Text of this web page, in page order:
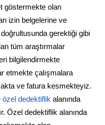
göstermekte olan
izin belgelerine ve
gerektiği gibi
tüm araştırmalar
bilgilendirmekte
etmekte çalışmalara
ve fatura kesmekteyiz.
özel dedektiflik alanında
Özel dedektiflik alanında